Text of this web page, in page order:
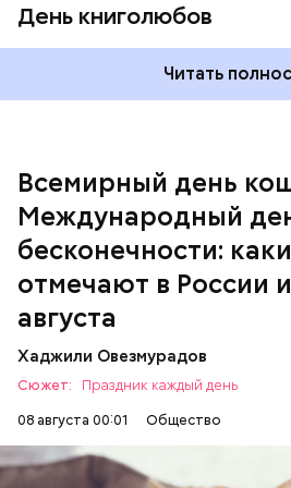
День книголюбов
Читать
Всемирный день
Международный
бесконечности:
отмечают в России
августа
Хаджили Овезмурадов
Сюжет:
Праздник каждый день
08 августа 00:01
Общество
Международный день
День малины со сливками